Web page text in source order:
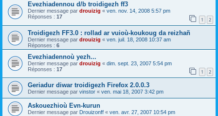
Evezhiadennou d/b troidigezh ff3
Dernier message par drouizig « ven. nov. 14, 2008 5:57 pm
Réponses : 17 1 2
Troidigezh FF3.0 : rollad ar vuioù-koukoug da reizhañ
Dernier message par drouizig « ven. juil. 18, 2008 10:37 am
Réponses : 6
Evezhiadennoù yezh...
Dernier message par drouizig « dim. sept. 23, 2007 5:54 pm
Réponses : 17 1 2
Geriadur diwar troidigezh Firefox 2.0.0.3
Dernier message par vinstor « ven. mai 18, 2007 3:42 pm
Askouezhioù Evn-kurun
Dernier message par Drouizonff « ven. avr. 27, 2007 10:54 pm